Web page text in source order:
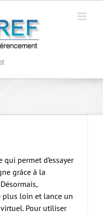
permet d’essayer
grâce à la
plus loin et lance un
Pour utiliser